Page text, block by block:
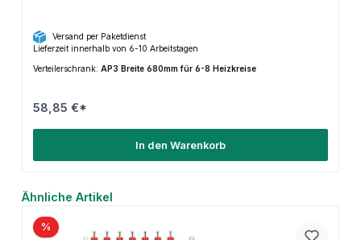
Versand per Paketdienst
Lieferzeit innerhalb von 6-10 Arbeitstagen
Verteilerschrank: AP3 Breite 680mm für 6-8 Heizkreise
58,85 €*
In den Warenkorb
Produktgalerie überspringen
Ähnliche Artikel
%